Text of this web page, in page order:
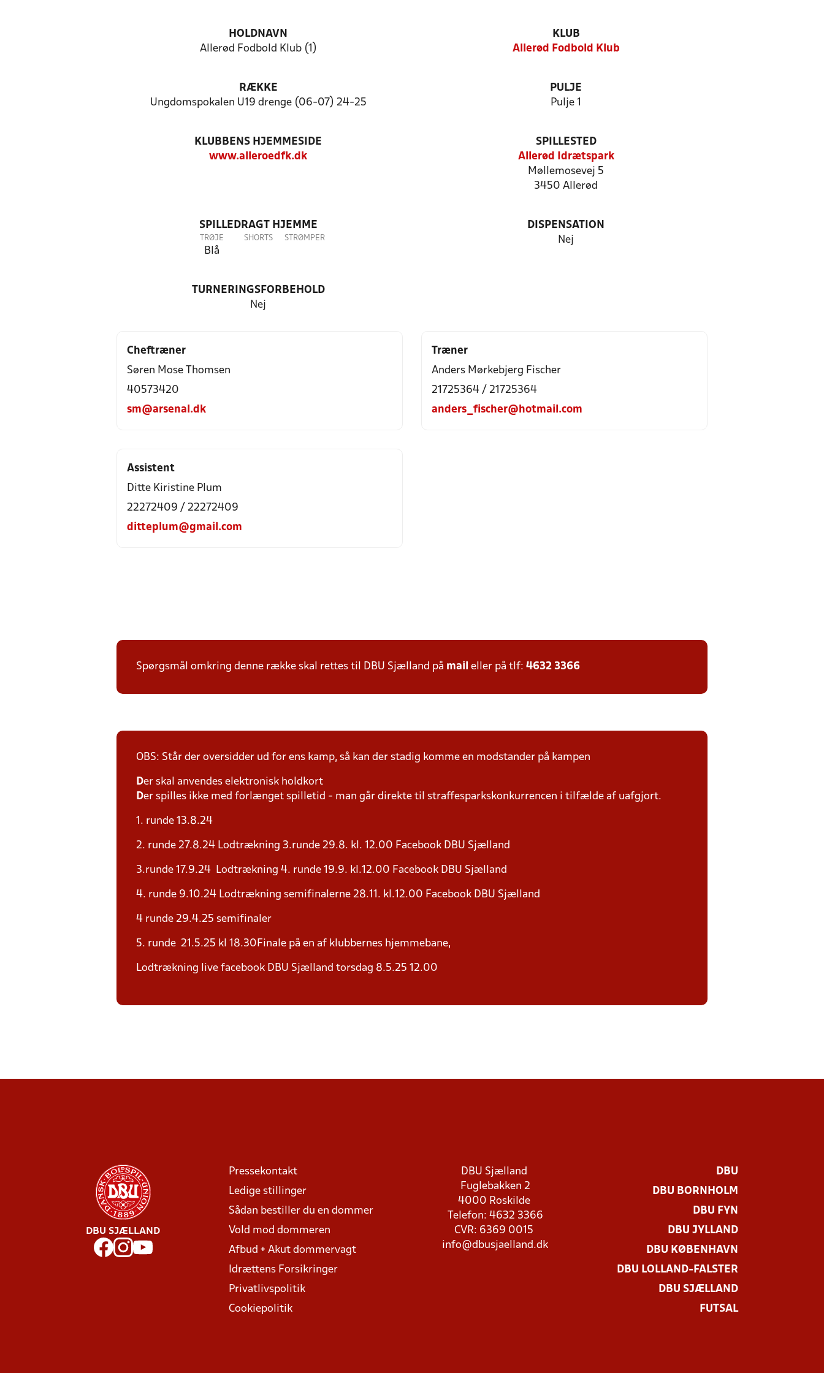
HOLDNAVN
Allerød Fodbold Klub (1)
KLUB
Allerød Fodbold Klub
RÆKKE
Ungdomspokalen U19 drenge (06-07) 24-25
PULJE
Pulje 1
KLUBBENS HJEMMESIDE
www.alleroedfk.dk
SPILLESTED
Allerød Idrætspark
Møllemosevej 5
3450 Allerød
SPILLEDRAGT HJEMME
TRØJE
Blå
SHORTS STRØMPER
DISPENSATION
Nej
TURNERINGSFORBEHOLD
Nej
Cheftræner
Søren Mose Thomsen
40573420
sm@arsenal.dk
Træner
Anders Mørkebjerg Fischer
21725364 / 21725364
anders_fischer@hotmail.com
Assistent
Ditte Kiristine Plum
22272409 / 22272409
ditteplum@gmail.com
Spørgsmål omkring denne række skal rettes til DBU Sjælland på mail eller på tlf: 4632 3366
OBS: Står der oversidder ud for ens kamp, så kan der stadig komme en modstander på kampen
Der skal anvendes elektronisk holdkort
Der spilles ikke med forlænget spilletid - man går direkte til straffesparkskonkurrencen i tilfælde af uafgjort.
1. runde 13.8.24
2. runde 27.8.24 Lodtrækning 3.runde 29.8. kl. 12.00 Facebook DBU Sjælland
3.runde 17.9.24 Lodtrækning 4. runde 19.9. kl.12.00 Facebook DBU Sjælland
4. runde 9.10.24 Lodtrækning semifinalerne 28.11. kl.12.00 Facebook DBU Sjælland
4 runde 29.4.25 semifinaler
5. runde 21.5.25 kl 18.30Finale på en af klubbernes hjemmebane,
Lodtrækning live facebook DBU Sjælland torsdag 8.5.25 12.00
DBU SJÆLLAND
Pressekontakt
Ledige stillinger
Sådan bestiller du en dommer
Vold mod dommeren
Afbud + Akut dommervagt
Idrættens Forsikringer
Privatlivspolitik
Cookiepolitik
DBU Sjælland
Fuglebakken 2
4000 Roskilde
Telefon: 4632 3366
CVR: 6369 0015
info@dbusjaelland.dk
DBU
DBU BORNHOLM
DBU FYN
DBU JYLLAND
DBU KØBENHAVN
DBU LOLLAND-FALSTER
DBU SJÆLLAND
FUTSAL